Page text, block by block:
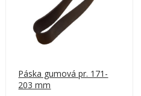
Páska gumová pr. 171-
203 mm